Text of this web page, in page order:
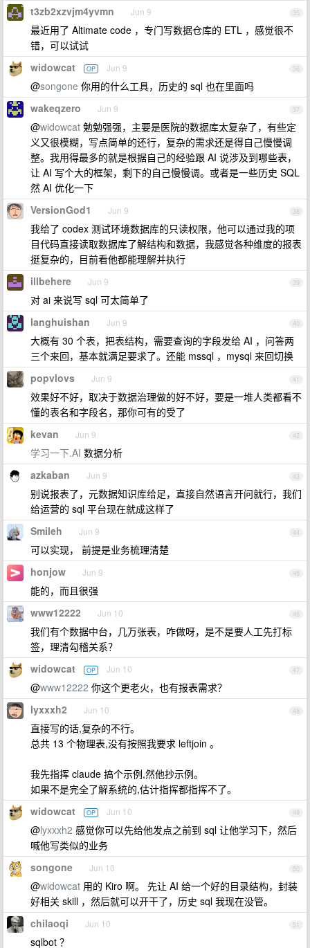
35
t3zb2xzvjm4yvmn Jun 9
最近用了 Altimate code ，专门写数据仓库的 ETL ，感觉很不
错，可以试试
36
widowcat OP Jun 9
@songone 你用的什么工具，历史的 sql 也在里面吗
37
wakeqzero Jun 9
@widowcat 勉勉强强，主要是医院的数据库太复杂了，有些定
义又很模糊，写点简单的还行，复杂的需求还是得自己慢慢调
整。我用得最多的就是根据自己的经验跟 AI 说涉及到哪些表，
让 AI 写个大的框架，剩下的自己慢慢调。或者是一些历史 SQL
然 AI 优化一下
38
VersionGod1 Jun 9
我给了 codex 测试环境数据库的只读权限，他可以通过我的项
目代码直接读取数据库了解结构和数据，我感觉各种维度的报表
挺复杂的，目前看他都能理解并执行
39
illbehere Jun 9
对 ai 来说写 sql 可太简单了
40
langhuishan Jun 9
大概有 30 个表，把表结构，需要查询的字段发给 AI ，问答两
三个来回，基本就满足要求了。还能 mssql ，mysql 来回切换
41
popvlovs Jun 9
效果好不好，取决于数据治理做的好不好，要是一堆人类都看不
懂的表名和字段名，那你可有的受了
42
kevan Jun 9
学习一下.AI 数据分析
43
azkaban Jun 9
别说报表了，元数据知识库给足，直接自然语言开问就行，我们
给运营的 sql 平台现在就成这样了
44
Smileh Jun 9
可以实现， 前提是业务梳理清楚
45
honjow Jun 9
能的，而且很强
46
www12222 Jun 10
我们有个数据中台，几万张表，咋做呀，是不是要人工先打标
签，理清勾稽关系？
47
widowcat OP Jun 10
@www12222 你这个更老火，也有报表需求？
48
lyxxxh2 Jun 10
直接写的话,复杂的不行。
总共 13 个物理表,没有按照我要求 leftjoin 。
我先指挥 claude 搞个示例,然他抄示例。
如果不是完全了解系统的,估计指挥都指挥不了。
49
widowcat OP Jun 10
@lyxxxh2 感觉你可以先给他发点之前到 sql 让他学习下，然后
喊他写类似的业务
50
songone Jun 10
@widowcat 用的 Kiro 啊。 先让 AI 给一个好的目录结构，封装
好相关 skill ，然后就可以开干了，历史 sql 我现在没管。
51
chilaoqi Jun 10
sqlbot ？